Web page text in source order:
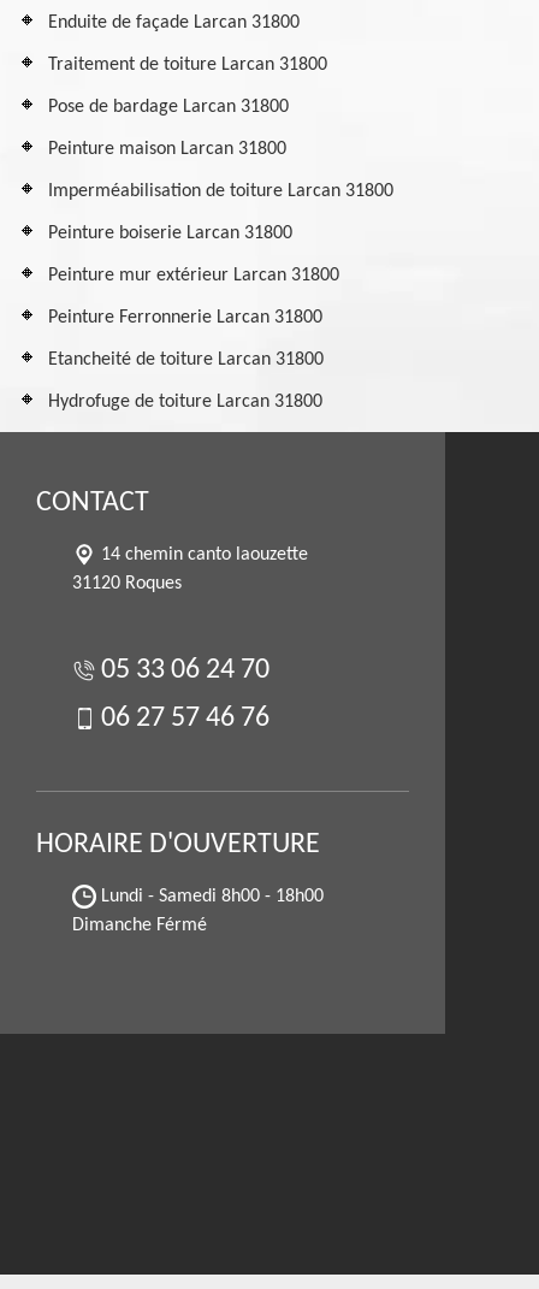
Enduite de façade Larcan 31800
Traitement de toiture Larcan 31800
Pose de bardage Larcan 31800
Peinture maison Larcan 31800
Imperméabilisation de toiture Larcan 31800
Peinture boiserie Larcan 31800
Peinture mur extérieur Larcan 31800
Peinture Ferronnerie Larcan 31800
Etancheité de toiture Larcan 31800
Hydrofuge de toiture Larcan 31800
CONTACT
14 chemin canto laouzette
31120 Roques
05 33 06 24 70
06 27 57 46 76
HORAIRE D'OUVERTURE
Lundi - Samedi 8h00 - 18h00
Dimanche Férmé